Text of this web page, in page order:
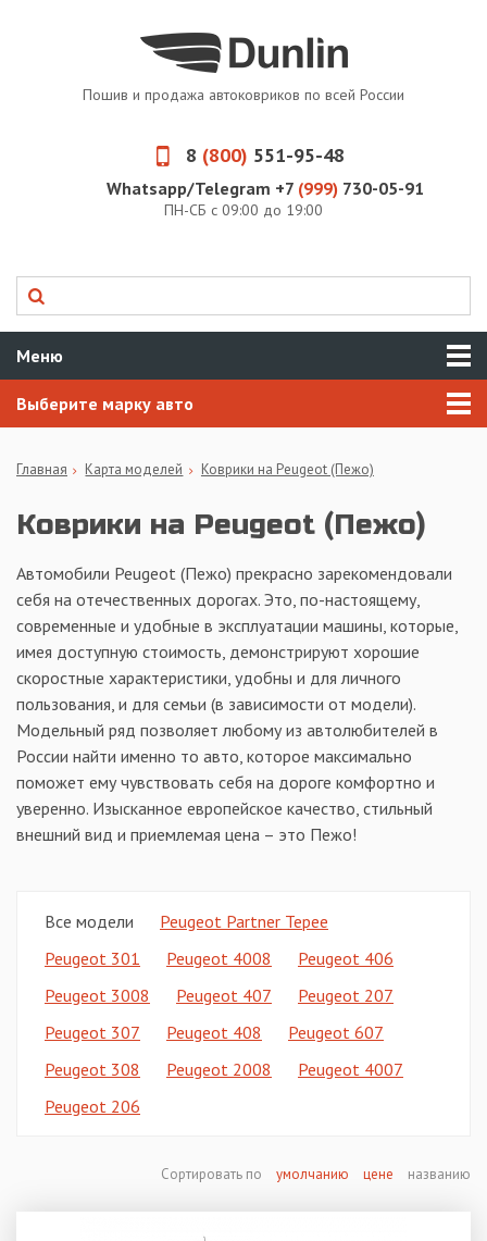
Пошив и продажа автоковриков по всей России
8 (800) 551-95-48
Whatsapp/Telegram +7 (999) 730-05-91
ПН-СБ с 09:00 до 19:00
Меню
Выберите марку авто
Главная Карта моделей Коврики на Peugeot (Пежо)
Коврики на Peugeot (Пежо)
Автомобили Peugeot (Пежо) прекрасно зарекомендовали
себя на отечественных дорогах. Это, по-настоящему,
современные и удобные в эксплуатации машины, которые,
имея доступную стоимость, демонстрируют хорошие
скоростные характеристики, удобны и для личного
пользования, и для семьи (в зависимости от модели).
Модельный ряд позволяет любому из автолюбителей в
России найти именно то авто, которое максимально
поможет ему чувствовать себя на дороге комфортно и
уверенно. Изысканное европейское качество, стильный
внешний вид и приемлемая цена – это Пежо!
Все модели
Peugeot Partner Tepee
Peugeot 301
Peugeot 4008
Peugeot 406
Peugeot 3008
Peugeot 407
Peugeot 207
Peugeot 307
Peugeot 408
Peugeot 607
Peugeot 308
Peugeot 2008
Peugeot 4007
Peugeot 206
Сортировать по умолчанию цене названию